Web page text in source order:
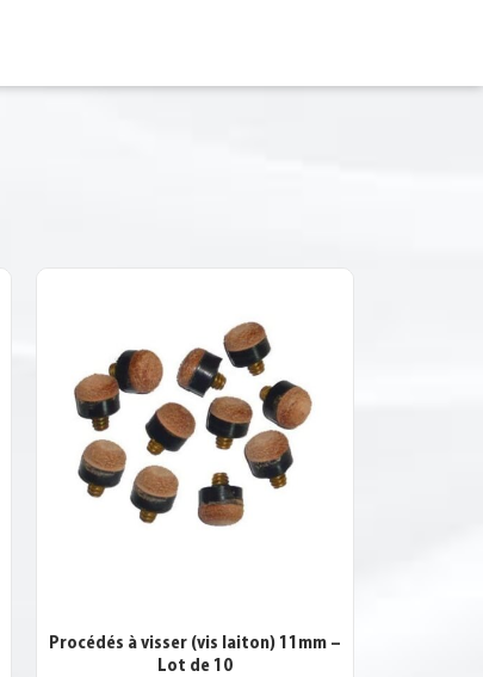
Procédés à visser (vis laiton) 11mm –
Lot de 10